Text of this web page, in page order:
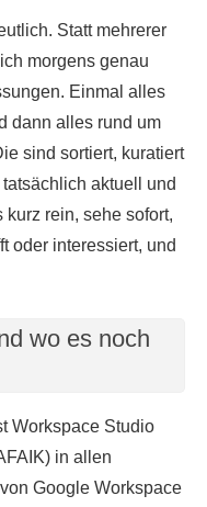
Statt mehrerer
morgens genau
Einmal alles
dann alles rund um
sind sortiert, kuratiert
aktuell und
rein, sehe sofort,
oder interessiert, und
wo es noch
Workspace Studio
in allen
Google Workspace